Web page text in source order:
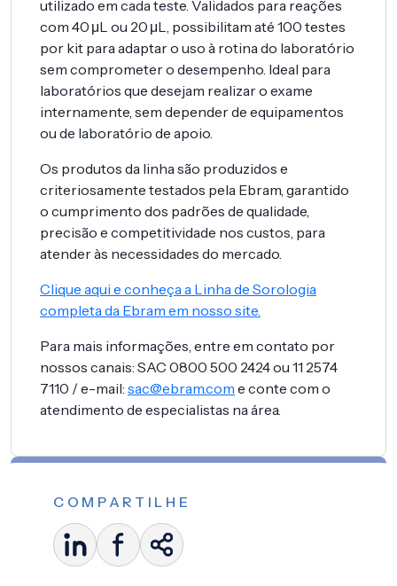
utilizado em cada teste. Validados para reações
com 40 μL ou 20 μL, possibilitam até 100 testes
por kit para adaptar o uso à rotina do laboratório
sem comprometer o desempenho. Ideal para
laboratórios que desejam realizar o exame
internamente, sem depender de equipamentos
ou de laboratório de apoio.
Os produtos da linha são produzidos e
criteriosamente testados pela Ebram, garantido
o cumprimento dos padrões de qualidade,
precisão e competitividade nos custos, para
atender às necessidades do mercado.
Clique aqui e conheça a Linha de Sorologia
completa da Ebram em nosso site.
Para mais informações, entre em contato por
nossos canais: SAC 0800 500 2424 ou 11 2574
7110 / e-mail: sac@ebram.com e conte com o
atendimento de especialistas na área.
COMPARTILHE